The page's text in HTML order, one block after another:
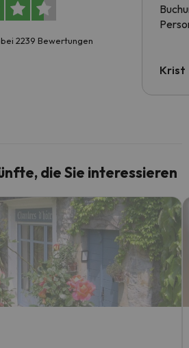
2239 Bewertungen
Krist
die Sie interessieren